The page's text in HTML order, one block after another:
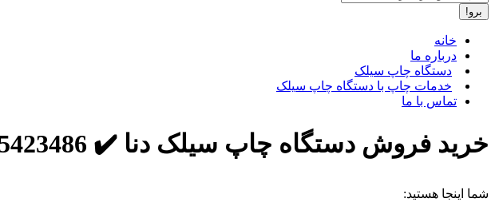
خانه
درباره ما
دستگاه چاپ سیلک
خدمات چاپ با دستگاه چاپ سیلک
تماس با ما
خرید فروش دستگاه چاپ سیلک دنا ✔️ 09195423486 ✔️ تعرفه استاندارد
شما اینجا هستید: